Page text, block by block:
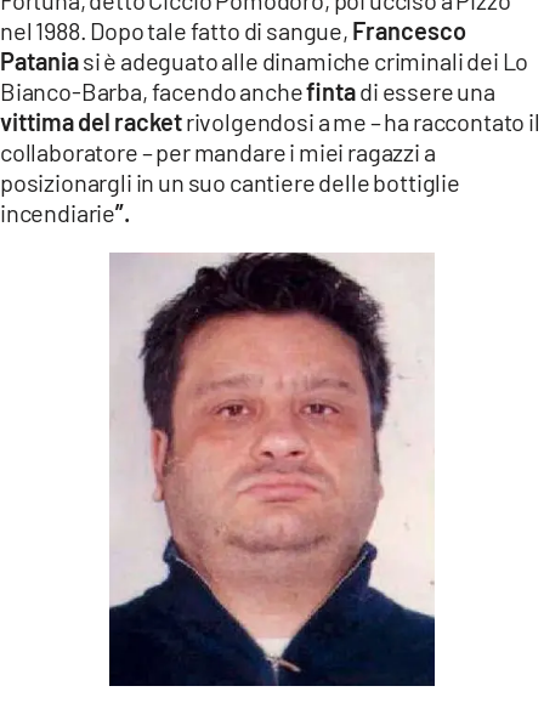
nel 1988. Dopo tale fatto di sangue, Francesco
Pataniasi è adeguato alle dinamiche criminali dei Lo
Bianco-Barba, facendo anchefintadi essere una
vittima del racketrivolgendosi a me – ha raccontato il
collaboratore – per mandare i miei ragazzi a
posizionargli in un suo cantiere delle bottiglie
incendiarie”.